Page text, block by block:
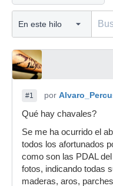
#1 por
Qué hay chavales?
Se me ha ocurrido el
todos los afortunados
como son las PDAL
fotos, indicando todas
maderas, aros,